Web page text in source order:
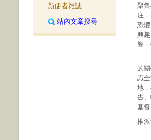
新使者雜誌
站內文章搜尋
聚
注
恐
興
響
排
的
識
地
告
基督
推
南